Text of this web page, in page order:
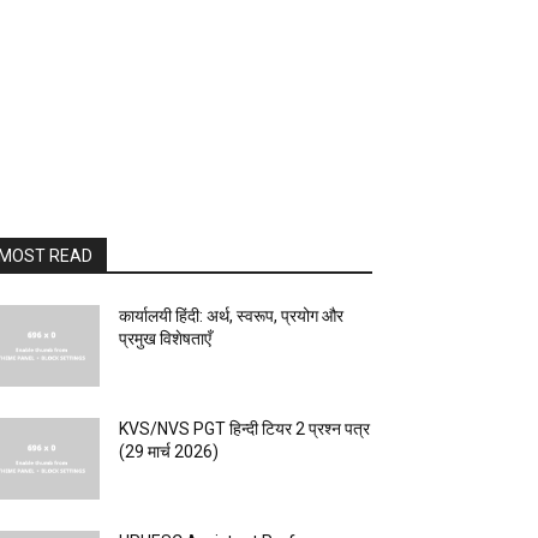
READ
कार्यालयी हिंदी: अर्थ, स्वरूप, प्रयोग और
प्रमुख विशेषताएँ
KVS/NVS PGT हिन्दी टियर 2 प्रश्न पत्र
(29 मार्च 2026)